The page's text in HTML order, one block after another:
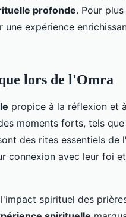
profonde. Pour
expérience
lors de l'Omra
propice à la réflexion et
moments forts, tels
des rites essentiels de
connexion avec leur foi
spirituel des